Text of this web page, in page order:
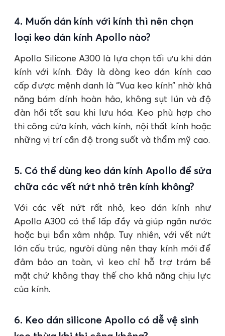
4. Muốn dán kính với kính thì nên chọn
loại keo dán kính Apollo nào?
Apollo Silicone A300 là lựa chọn tối ưu khi dán
kính với kính. Đây là dòng keo dán kính cao
cấp được mệnh danh là “Vua keo kính” nhờ khả
năng bám dính hoàn hảo, không sụt lún và độ
đàn hồi tốt sau khi lưu hóa. Keo phù hợp cho
thi công cửa kính, vách kính, nội thất kính hoặc
những vị trí cần độ trong suốt và thẩm mỹ cao.
5. Có thể dùng keo dán kính Apollo để sửa
chữa các vết nứt nhỏ trên kính không?
Với các vết nứt rất nhỏ, keo dán kính như
Apollo A300 có thể lấp đầy và giúp ngăn nước
hoặc bụi bẩn xâm nhập. Tuy nhiên, với vết nứt
lớn cấu trúc, người dùng nên thay kính mới để
đảm bảo an toàn, vì keo chỉ hỗ trợ trám bề
mặt chứ không thay thế cho khả năng chịu lực
của kính.
6. Keo dán silicone Apollo có dễ vệ sinh